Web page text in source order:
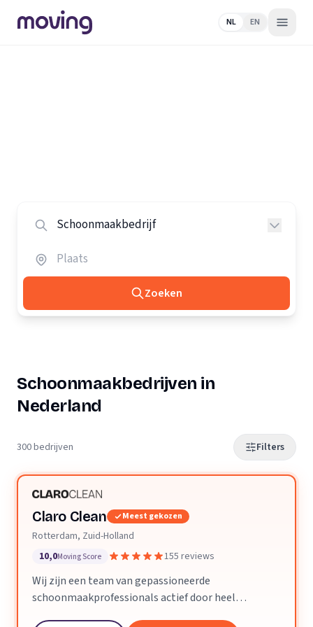
NL EN
Zoeken
Schoonmaakbedrijven in
Nederland
300 bedrijven Filters
Claro Clean Meest gekozen
Rotterdam, Zuid-Holland
10,0Moving Score 155 reviews
Wij zijn een team van gepassioneerde
schoonmaakprofessionals actief door heel